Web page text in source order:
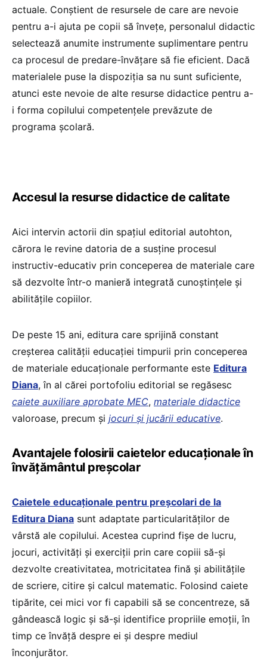
actuale. Conștient de resursele de care are nevoie
pentru a-i ajuta pe copii să învețe, personalul didactic
selectează anumite instrumente suplimentare pentru
ca procesul de predare-învățare să fie eficient. Dacă
materialele puse la dispoziția sa nu sunt suficiente,
atunci este nevoie de alte resurse didactice pentru a-
i forma copilului competențele prevăzute de
programa școlară.
Accesul la resurse didactice de calitate
Aici intervin actorii din spațiul editorial autohton,
cărora le revine datoria de a susține procesul
instructiv-educativ prin conceperea de materiale care
să dezvolte într-o manieră integrată cunoștințele și
abilitățile copiilor.
De peste 15 ani, editura care sprijină constant
creșterea calității educației timpurii prin conceperea
de materiale educaționale performante este Editura
Diana, în al cărei portofoliu editorial se regăsesc
caiete auxiliare aprobate MEC, materiale didactice
valoroase, precum și jocuri și jucării educative.
Avantajele folosirii caietelor educaționale în
învățământul preșcolar
Caietele educaționale pentru preșcolari de la
Editura Diana sunt adaptate particularităților de
vârstă ale copilului. Acestea cuprind fișe de lucru,
jocuri, activități și exerciții prin care copiii să-și
dezvolte creativitatea, motricitatea fină și abilitățile
de scriere, citire și calcul matematic. Folosind caiete
tipărite, cei mici vor fi capabili să se concentreze, să
gândească logic și să-și identifice propriile emoții, în
timp ce învăță despre ei și despre mediul
înconjurător.